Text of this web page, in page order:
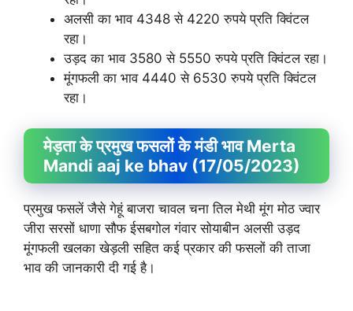
अलसी का भाव 4348 से 4220 रुपये प्रति क्विंटल
रहा।
उड़द का भाव 3580 से 5550 रुपये प्रति क्विंटल रहा।
मूंगफली का भाव 4440 से 6530 रुपये प्रति क्विंटल
रहा।
मेड़ता के प्रमुख फसलों के मंडी भाव Merta
Mandi aaj ke bhav (17/05/2023)
प्रमुख फसलें जैसे गेहूं बाजरा चावल चना तिल मेथी मूंग मोठ ज्वार
जीरा सरसों धाणा सौफ ईसबगोल गंवार सोयाबीन अलसी उड़द
मूंगफली खलका खेड़ली सहित कई प्रकार की फसलों की ताजा
भाव की जानकारी दी गई है।